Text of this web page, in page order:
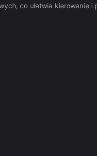
co ułatwia kierowanie